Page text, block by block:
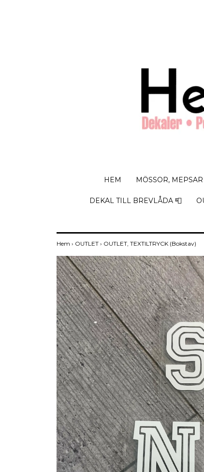
HEM MÖSSOR,
DEKAL TILL BREVLÅDA 📮
Hem › OUTLET › OUTLET, TEXTILTRYCK (Bokstav)